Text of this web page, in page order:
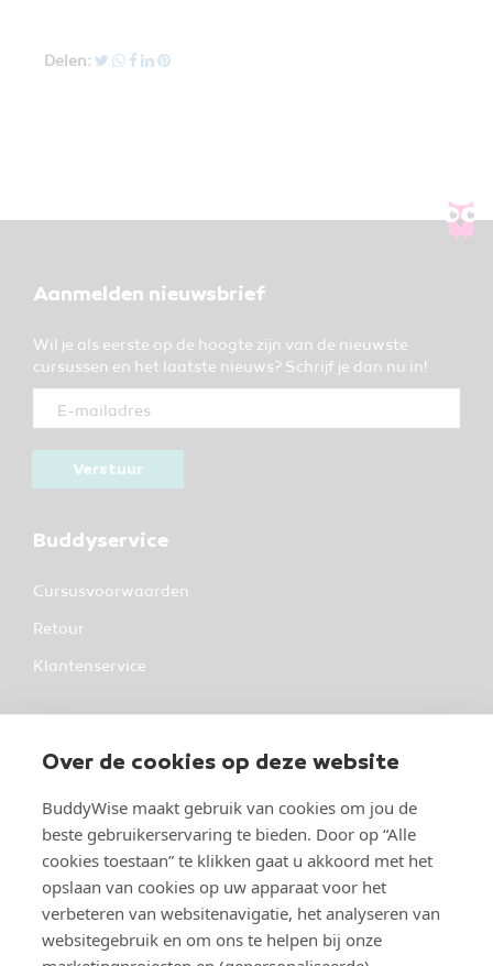
Over de cookies op deze website
BuddyWise maakt gebruik van cookies om jou de
beste gebruikerservaring te bieden. Door op “Alle
cookies toestaan” te klikken gaat u akkoord met het
opslaan van cookies op uw apparaat voor het
verbeteren van websitenavigatie, het analyseren van
websitegebruik en om ons te helpen bij onze
Delen:
Aanmelden nieuwsbrief
Wil je als eerste op de hoogte zijn van de nieuwste
cursussen en het laatste nieuws? Schrijf je dan nu in!
Verstuur
Buddyservice
Cursusvoorwaarden
Retour
Klantenservice
Industrieterrein 37
5981 NK Panningen
Studeren bij BuddyWise